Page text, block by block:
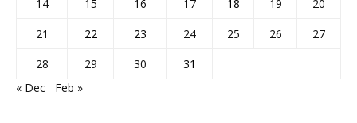
14
15 16 17 18 19
20
21
22 23 24 25 26
27
28
29 30
31
« Dec
Feb »